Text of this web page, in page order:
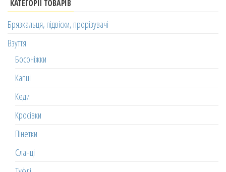
КАТЕГОРІЇ ТОВАРІВ
Брязкальця, підвіски, прорізувачі
Взуття
Босоніжки
Капці
Кеди
Кросівки
Пінетки
Сланці